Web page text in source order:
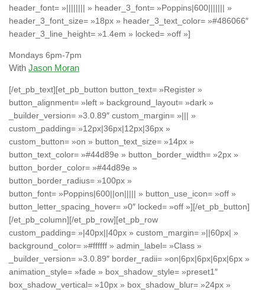
header_font= »|||||||| » header_3_font= »Poppins|600||||||| »
header_3_font_size= »18px » header_3_text_color= »#486066″
header_3_line_height= »1.4em » locked= »off »]
Mondays 6pm-7pm
With Jason Moran
[/et_pb_text][et_pb_button button_text= »Register »
button_alignment= »left » background_layout= »dark »
_builder_version= »3.0.89″ custom_margin= »||| »
custom_padding= »12px|36px|12px|36px »
custom_button= »on » button_text_size= »14px »
button_text_color= »#44d89e » button_border_width= »2px »
button_border_color= »#44d89e »
button_border_radius= »100px »
button_font= »Poppins|600||on||||| » button_use_icon= »off »
button_letter_spacing_hover= »0″ locked= »off »][/et_pb_button]
[/et_pb_column][/et_pb_row][et_pb_row
custom_padding= »|40px||40px » custom_margin= »||60px| »
background_color= »#ffffff » admin_label= »Class »
_builder_version= »3.0.89″ border_radii= »on|6px|6px|6px|6px »
animation_style= »fade » box_shadow_style= »preset1″
box_shadow_vertical= »10px » box_shadow_blur= »24px »